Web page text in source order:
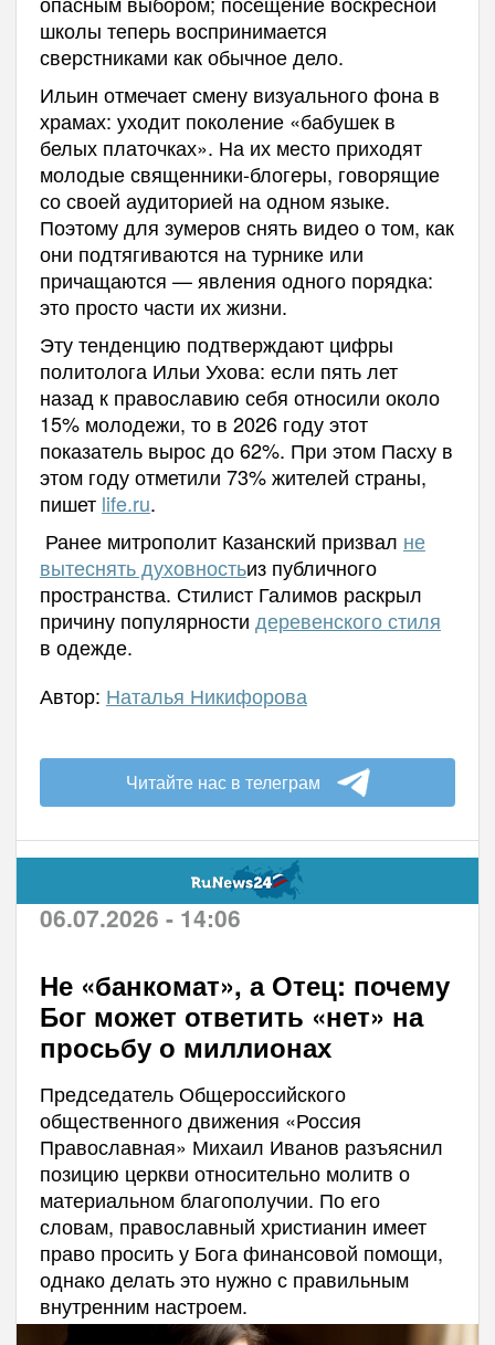
школы теперь воспринимается
сверстниками как обычное дело.
Ильин отмечает смену визуального фона в
храмах: уходит поколение «бабушек в
белых платочках». На их место приходят
молодые священники-блогеры, говорящие
со своей аудиторией на одном языке.
Поэтому для зумеров снять видео о том, как
они подтягиваются на турнике или
причащаются — явления одного порядка:
это просто части их жизни.
Эту тенденцию подтверждают цифры
политолога Ильи Ухова: если пять лет
назад к православию себя относили около
15% молодежи, то в 2026 году этот
показатель вырос до 62%. При этом Пасху в
этом году отметили 73% жителей страны,
пишет life.ru.
Ранее митрополит Казанский призвал не
вытеснять духовностьиз публичного
пространства. Стилист Галимов раскрыл
причину популярности деревенского стиля
в одежде.
Автор: Наталья Никифорова
Читайте нас в телеграм
06.07.2026 - 14:06
Не «банкомат», а Отец: почему
Бог может ответить «нет» на
просьбу о миллионах
Председатель Общероссийского
общественного движения «Россия
Православная» Михаил Иванов разъяснил
позицию церкви относительно молитв о
материальном благополучии. По его
словам, православный христианин имеет
право просить у Бога финансовой помощи,
однако делать это нужно с правильным
внутренним настроем.